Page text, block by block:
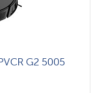
G2 5005